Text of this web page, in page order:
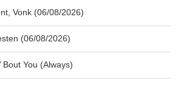
Vonk (06/08/2026)
(06/08/2026)
Bout You (Always)